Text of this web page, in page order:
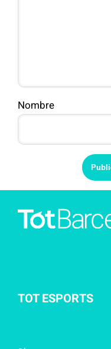
Nombre
TOT ESPORTS